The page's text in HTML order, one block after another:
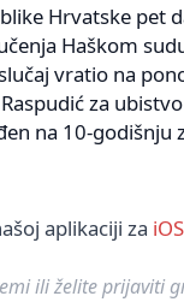
Hrvatske pet
Haškom
vratio na
za
na 10-godišnju
aplikaciji za iOS
ili želite prijaviti